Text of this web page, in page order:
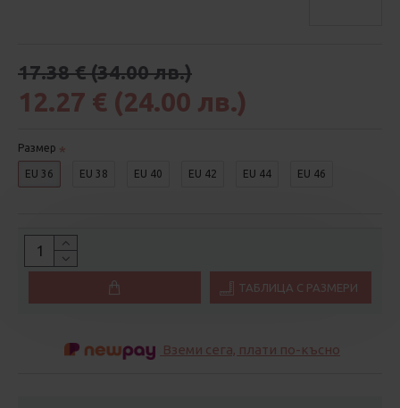
12.27 € (24.00 лв.)
17.38 € (34.00 лв.)
Размер
EU 36 EU 38 EU 40 EU 42 EU 44 EU 46
ТАБЛИЦА С РАЗМЕРИ
Вземи сега, плати по-късно